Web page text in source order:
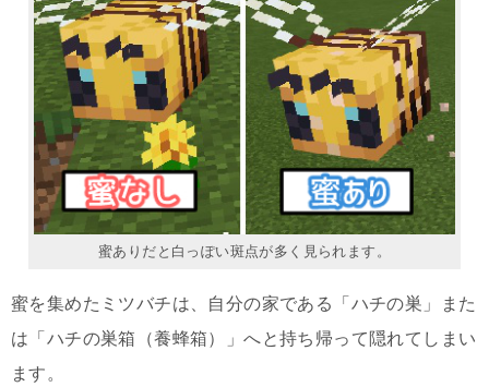
蜜ありだと白っぽい斑点が多く見られます。
蜜を集めたミツバチは、自分の家である「ハチの巣」また
は「ハチの巣箱（養蜂箱）」へと持ち帰って隠れてしまい
ます。